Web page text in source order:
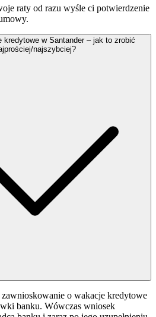
raty od razu wyśle ci potwierdzenie
kredytowe w Santander – jak to zrobić
najszybciej?
zawnioskowanie o wakacje kredytowe
banku. Wówczas wniosek